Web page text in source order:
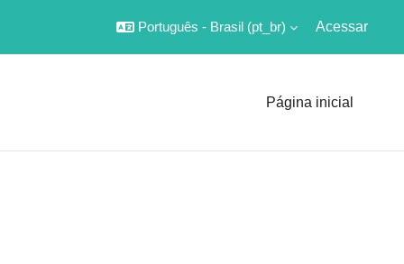
Português - Brasil ‎(pt_br)‎ Acessar
Página inicial